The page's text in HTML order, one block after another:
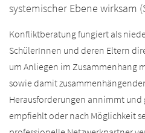
systemischer Ebene wirksam
Konfliktberatung fungiert als
SchülerInnen und deren Eltern
um Anliegen im Zusammenhang
sowie damit
Herausforderungen annimmt
empfiehlt oder nach Möglichkeit